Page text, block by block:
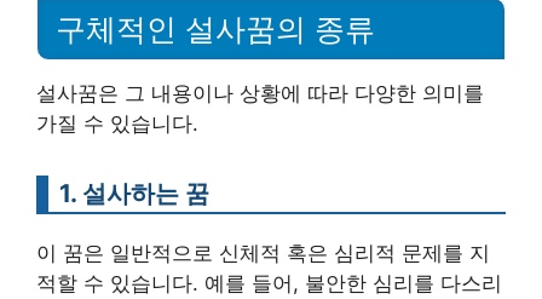
구체적인 설사꿈의 종류
설사꿈은 그 내용이나 상황에 따라 다양한 의미를
가질 수 있습니다.
1. 설사하는 꿈
이 꿈은 일반적으로 신체적 혹은 심리적 문제를 지
적할 수 있습니다. 예를 들어, 불안한 심리를 다스리